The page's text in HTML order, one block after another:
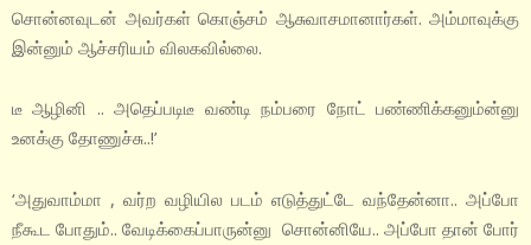
சொன்னவுடன் அவர்கள் கொஞ்சம் ஆசுவாசமானார்கள். அம்மாவுக்கு
இன்னும் ஆச்சரியம் விலகவில்லை.
டீ ஆழினி .. அதெப்படிடீ வண்டி நம்பரை நோட் பண்ணிக்கனும்ன்னு
உனக்கு தோணுச்சு..!’
‘அதுவாம்மா , வர்ற வழியில படம் எடுத்துட்டே வந்தேன்னா.. அப்போ
நீகூட போதும்.. வேடிக்கைப்பாருன்னு சொன்னியே.. அப்போ தான் போர்